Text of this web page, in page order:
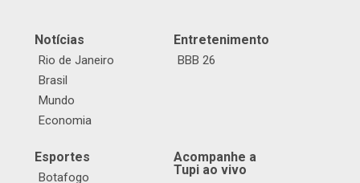
Notícias
Rio de Janeiro
Brasil
Mundo
Economia
Entretenimento
BBB 26
Esportes
Botafogo
Acompanhe a
Tupi ao vivo